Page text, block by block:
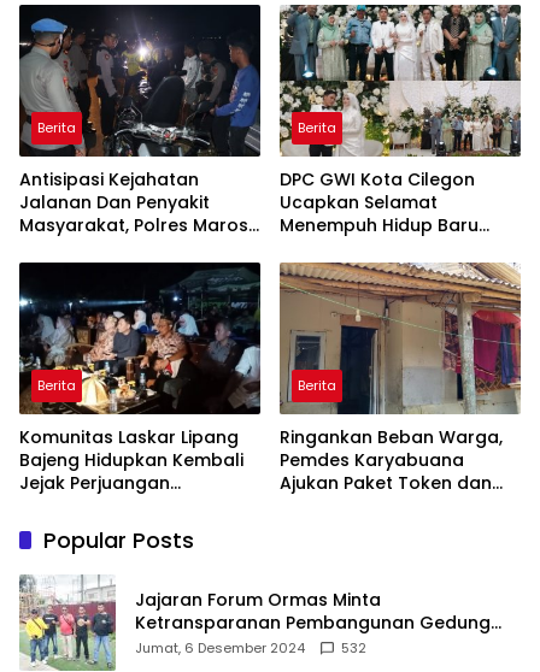
Pertama di Takalar,
Melayani Terapis Gratis
untuk Pasien Dhuafa dan
umum.
Gratis
Berita
Antisipasi Kejahatan
Jalanan Dan Penyakit
Masyarakat, Polres Maros
Kondusif
Berita
DPC GWI Kota Cilegon
Ucapkan Selamat
Menempuh Hidup Baru
Tuanku Ihza Kemalsya
Damanik
Berita
Komunitas Laskar Lipang
Bajeng Hidupkan Kembali
Jejak Perjuangan
Wabup Takalar: Apresiasi
Bahwa Sejarah Adalah
Warisan yang Tak Ternilai”.
Berita
Ringankan Beban Warga,
Pemdes Karyabuana
Ajukan Paket Token dan
Popular Posts
Jajaran Forum Ormas Minta
Ketransparanan Pembangunan Gedung
Damkar Di Kecamatan Cisoka
Jumat, 6 Desember 2024 532